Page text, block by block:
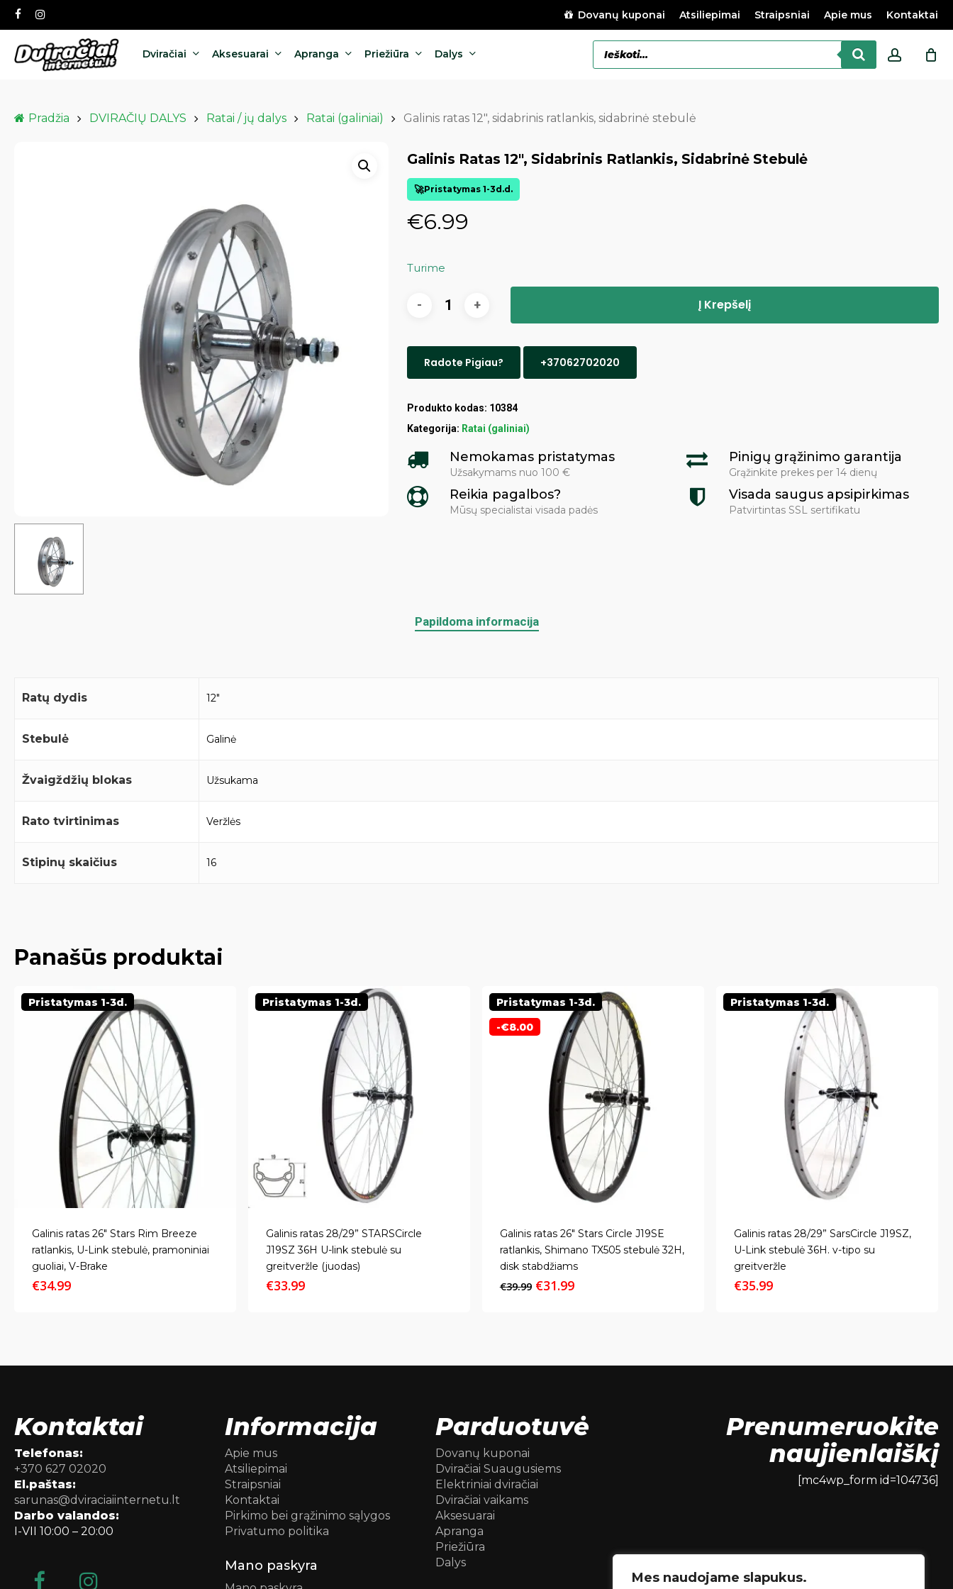
Mes naudojame slapukus.
Skip
content
facebookinstagram Dovanų kuponai Atsiliepimai Straipsniai Apie mus Kontaktai
Dviračiai Aksesuarai Apranga Priežiūra Dalys
Products
search
Pradžia DVIRAČIŲ DALYS Ratai / jų dalys Ratai (galiniai) Galinis ratas 12″, sidabrinis ratlankis, sidabrinė stebulė
Galinis Ratas 12″, Sidabrinis Ratlankis, Sidabrinė Stebulė
Pristatymas 1-3d.d.
€6.99
Turime
Į Krepšelį
Radote Pigiau? +37062702020
Produkto kodas: 10384
Kategorija: Ratai (galiniai)
Nemokamas pristatymas
Užsakymams nuo 100 €
Pinigų grąžinimo garantija
Grąžinkite prekes per 14 dienų
Reikia pagalbos?
Mūsų specialistai visada padės
Visada saugus apsipirkimas
Patvirtintas SSL sertifikatu
Papildoma informacija
Ratų dydis 12"
Stebulė Galinė
Žvaigždžių blokas Užsukama
Rato tvirtinimas Veržlės
Stipinų skaičius 16
Panašūs produktai
Galinis ratas 26″ Stars Rim Breeze
ratlankis, U-Link stebulė, pramoniniai
guoliai, V-Brake
€34.99
Pristatymas 1-3d.
Galinis ratas 28/29” STARSCircle
J19SZ 36H U-link stebulė su
greitveržle (juodas)
€33.99
Pristatymas 1-3d.
Galinis ratas 26″ Stars Circle J19SE
ratlankis, Shimano TX505 stebulė 32H,
disk stabdžiams
€39.99 Original
€31.99Current
Pristatymas 1-3d.
-€8.00
Galinis ratas 28/29” SarsCircle J19SZ,
U-Link stebulė 36H. v-tipo su
greitveržle
€35.99
Pristatymas 1-3d.
Kontaktai
Telefonas:
+370 627 02020
El.paštas:
sarunas@dviraciaiinternetu.lt
Darbo valandos:
I-VII 10:00 – 20:00
Informacija
Apie mus
Atsiliepimai
Straipsniai
Kontaktai
Pirkimo bei grąžinimo sąlygos
Privatumo politika
Mano paskyra
Parduotuvė
Dovanų kuponai
Dviračiai Suaugusiems
Elektriniai dviračiai
Dviračiai vaikams
Aksesuarai
Apranga
Priežiūra
Dalys
Prenumeruokite
naujienlaiškį
[mc4wp_form id=104736]